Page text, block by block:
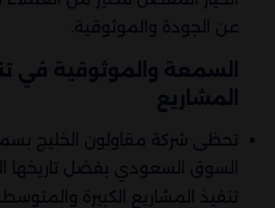
عن الجودة والموثوقية.
السمعة والموثوقية في
المشاريع
تحظى شركة مقاولون الخليج
السوق السعودي بفضل تاريخها
تنفيذ المشاريع الكبيرة